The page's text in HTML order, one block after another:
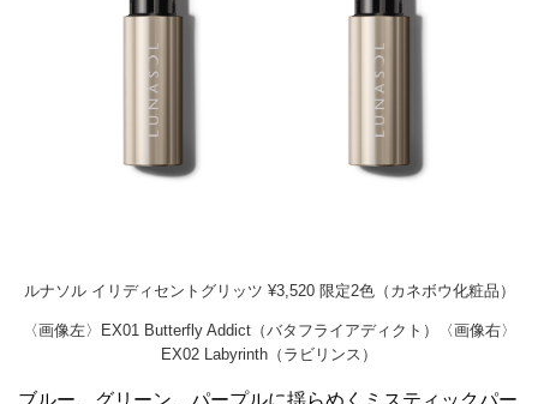
ルナソル イリディセントグリッツ ¥3,520 限定2色（カネボウ化粧品）
〈画像左〉EX01 Butterfly Addict（バタフライアディクト）〈画像右〉
EX02 Labyrinth（ラビリンス）
ブルー、グリーン、パープルに揺らめくミスティックパー